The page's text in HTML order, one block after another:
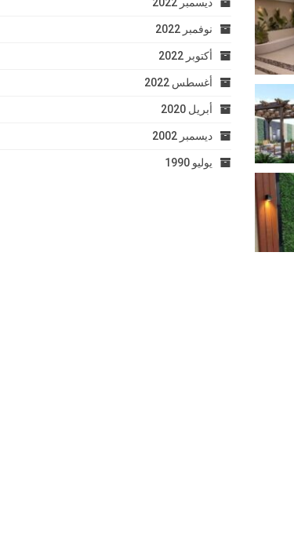
نوفمبر 2022
أكتوبر 2022
أغسطس 2022
أبريل 2020
ديسمبر 2002
يوليو 1990